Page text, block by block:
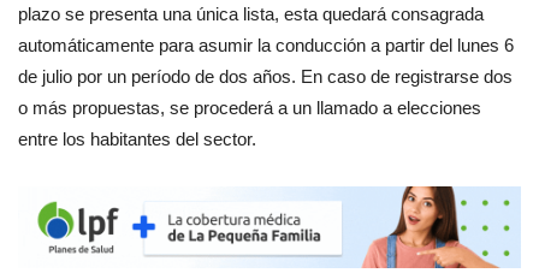
plazo se presenta una única lista, esta quedará consagrada
automáticamente para asumir la conducción a partir del lunes 6
de julio por un período de dos años. En caso de registrarse dos
o más propuestas, se procederá a un llamado a elecciones
entre los habitantes del sector.